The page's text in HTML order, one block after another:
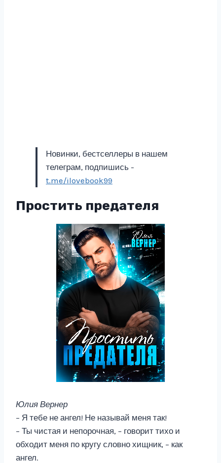
Новинки, бестселлеры в нашем
телеграм, подпишись -
t.me/ilovebook99
Простить предателя
Юлия Вернер
– Я тебе не ангел! Не называй меня так!
– Ты чистая и непорочная, – говорит тихо и
обходит меня по кругу словно хищник, – как
ангел.